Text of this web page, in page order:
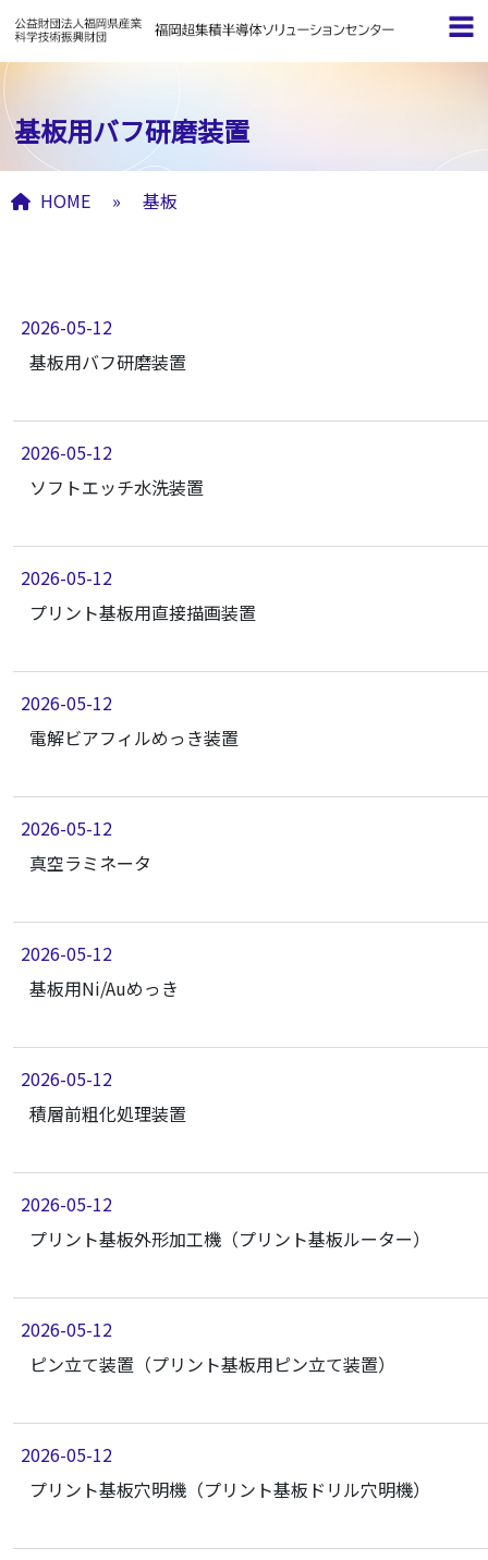
基板用バフ研磨装置
HOME » 基板
2026-05-12
基板用バフ研磨装置
2026-05-12
ソフトエッチ水洗装置
2026-05-12
プリント基板用直接描画装置
2026-05-12
電解ビアフィルめっき装置
2026-05-12
真空ラミネータ
2026-05-12
基板用Ni/Auめっき
2026-05-12
積層前粗化処理装置
2026-05-12
プリント基板外形加工機（プリント基板ルーター）
2026-05-12
ピン立て装置（プリント基板用ピン立て装置）
2026-05-12
プリント基板穴明機（プリント基板ドリル穴明機）